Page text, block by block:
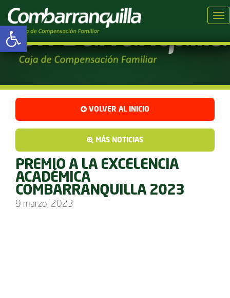
Abrir barra de herramientas
VOLVER AL INICIO
MÁS NOTICIAS
PREMIO A LA EXCELENCIA
ACADÉMICA
COMBARRANQUILLA 2023
9 marzo, 2023